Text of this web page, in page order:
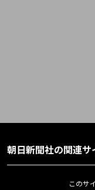
朝日新聞社の関連サ
このサ